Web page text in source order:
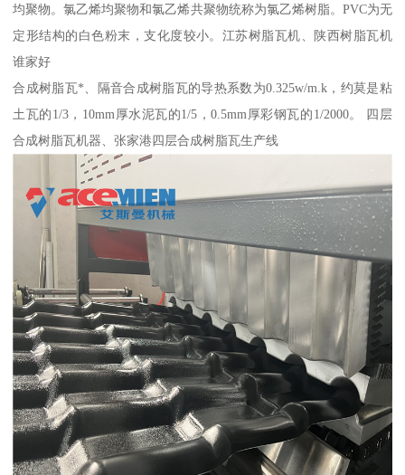
均聚物。氯乙烯均聚物和氯乙烯共聚物统称为氯乙烯树脂。PVC为无
定形结构的白色粉末，支化度较小。江苏树脂瓦机、陕西树脂瓦机
谁家好
合成树脂瓦*、隔音合成树脂瓦的导热系数为0.325w/m.k，约莫是粘
土瓦的1/3，10mm厚水泥瓦的1/5，0.5mm厚彩钢瓦的1/2000。 四层
合成树脂瓦机器、张家港四层合成树脂瓦生产线